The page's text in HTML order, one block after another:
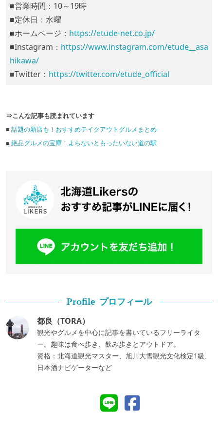
■営業時間：10～19時
■定休日：水曜
■ホームページ： https://etude-net.co.jp/
■Instagram： https://www.instagram.com/etude__asa
hikawa/
■Twitter： https://twitter.com/etude_official
⇒こんな記事も読まれています
■ 話題の新店も！おすすめテイクアウトグルメまとめ
■ 絶品グルメの宝庫！よらないともったいない道の駅
Profile プロフィール
都良（TORA）
観光やグルメを中心に記事を書いているフリーライタ
ー。趣味は食べ歩き、飲み歩きとアウトドア。
資格：北海道観光マスター、旭川大雪観光文化検定1級、
日本酒ナビゲーターなど